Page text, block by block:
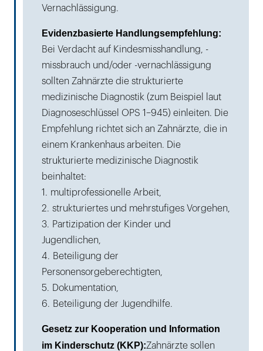
Vernachlässigung.
Evidenzbasierte Handlungsempfehlung:
Bei Verdacht auf Kindesmisshandlung, -
missbrauch und/oder -vernachlässigung
sollten Zahnärzte die strukturierte
medizinische Diagnostik (zum Beispiel laut
Diagnoseschlüssel OPS 1–945) einleiten. Die
Empfehlung richtet sich an Zahnärzte, die in
einem Krankenhaus arbeiten. Die
strukturierte medizinische Diagnostik
beinhaltet:
1. multiprofessionelle Arbeit,
2. strukturiertes und mehrstufiges Vorgehen,
3. Partizipation der Kinder und
Jugendlichen,
4. Beteiligung der
Personensorgeberechtigten,
5. Dokumentation,
6. Beteiligung der Jugendhilfe.
Gesetz zur Kooperation und Information
im Kinderschutz (KKP):Zahnärzte sollen